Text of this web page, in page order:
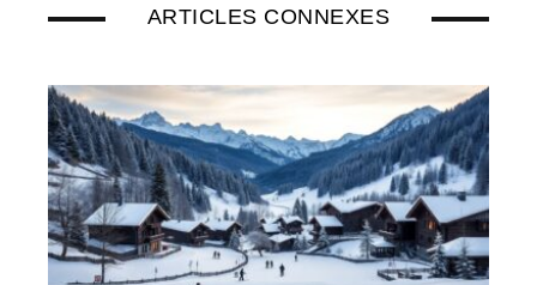
ARTICLES CONNEXES